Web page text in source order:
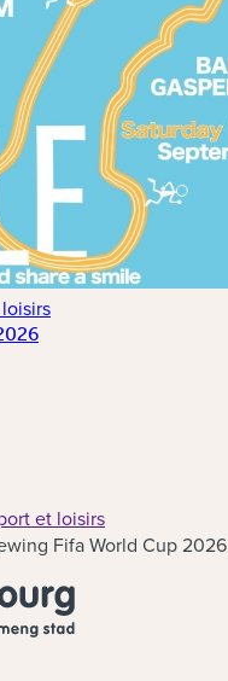
et loisirs
Fifa World Cup 2026